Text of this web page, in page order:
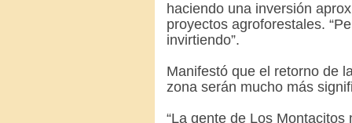
haciendo una inversión
proyectos agroforestales.
invirtiendo”.
Manifestó que el retorno de
zona serán mucho más
“La gente de Los